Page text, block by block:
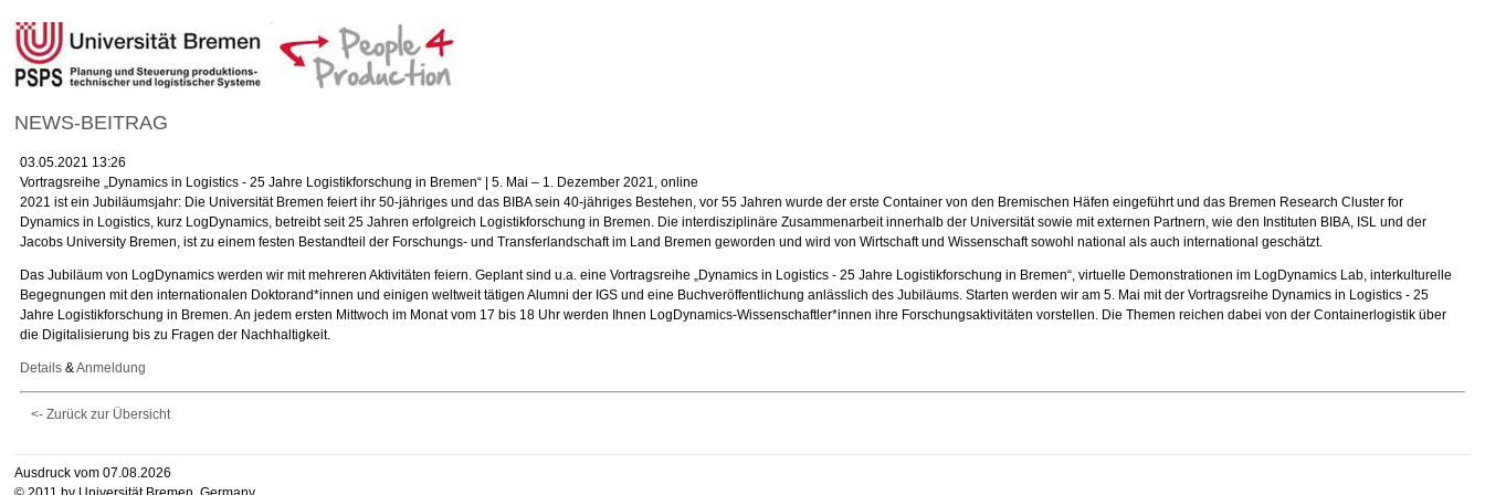
NEWS-BEITRAG
03.05.2021 13:26
Vortragsreihe „Dynamics in Logistics - 25 Jahre Logistikforschung in Bremen“ | 5. Mai – 1. Dezember 2021, online
2021 ist ein Jubiläumsjahr: Die Universität Bremen feiert ihr 50-jähriges und das BIBA sein 40-jähriges Bestehen, vor 55 Jahren wurde der erste Container von den Bremischen Häfen eingeführt und das Bremen Research Cluster for
Dynamics in Logistics, kurz LogDynamics, betreibt seit 25 Jahren erfolgreich Logistikforschung in Bremen. Die interdisziplinäre Zusammenarbeit innerhalb der Universität sowie mit externen Partnern, wie den Instituten BIBA, ISL und der
Jacobs University Bremen, ist zu einem festen Bestandteil der Forschungs- und Transferlandschaft im Land Bremen geworden und wird von Wirtschaft und Wissenschaft sowohl national als auch international geschätzt.
Das Jubiläum von LogDynamics werden wir mit mehreren Aktivitäten feiern. Geplant sind u.a. eine Vortragsreihe „Dynamics in Logistics - 25 Jahre Logistikforschung in Bremen“, virtuelle Demonstrationen im LogDynamics Lab, interkulturelle
Begegnungen mit den internationalen Doktorand*innen und einigen weltweit tätigen Alumni der IGS und eine Buchveröffentlichung anlässlich des Jubiläums. Starten werden wir am 5. Mai mit der Vortragsreihe Dynamics in Logistics - 25
Jahre Logistikforschung in Bremen. An jedem ersten Mittwoch im Monat vom 17 bis 18 Uhr werden Ihnen LogDynamics-Wissenschaftler*innen ihre Forschungsaktivitäten vorstellen. Die Themen reichen dabei von der Containerlogistik über
die Digitalisierung bis zu Fragen der Nachhaltigkeit.
Details &Anmeldung
<- Zurück zur Übersicht
Ausdruck vom 07.08.2026